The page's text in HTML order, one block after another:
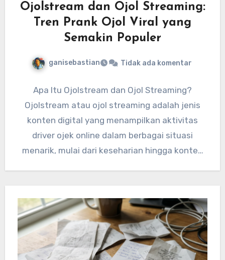
Ojolstream dan Ojol Streaming:
Tren Prank Ojol Viral yang
Semakin Populer
ganisebastian Tidak ada komentar
Apa Itu Ojolstream dan Ojol Streaming?
Ojolstream atau ojol streaming adalah jenis
konten digital yang menampilkan aktivitas
driver ojek online dalam berbagai situasi
menarik, mulai dari keseharian hingga konten